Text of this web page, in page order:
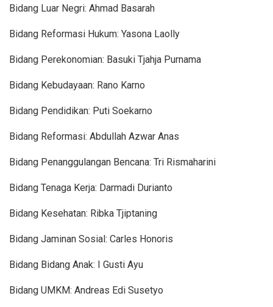
Bidang Luar Negri: Ahmad Basarah
Bidang Reformasi Hukum: Yasona Laolly
Bidang Perekonomian: Basuki Tjahja Purnama
Bidang Kebudayaan: Rano Karno
Bidang Pendidikan: Puti Soekarno
Bidang Reformasi: Abdullah Azwar Anas
Bidang Penanggulangan Bencana: Tri Rismaharini
Bidang Tenaga Kerja: Darmadi Durianto
Bidang Kesehatan: Ribka Tjiptaning
Bidang Jaminan Sosial: Carles Honoris
Bidang Bidang Anak: I Gusti Ayu
Bidang UMKM: Andreas Edi Susetyo